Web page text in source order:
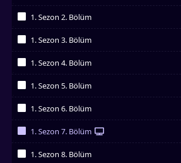
1. Sezon 2. Bölüm
1. Sezon 3. Bölüm
1. Sezon 4. Bölüm
1. Sezon 5. Bölüm
1. Sezon 6. Bölüm
1. Sezon 7. Bölüm
1. Sezon 8. Bölüm